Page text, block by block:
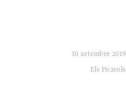
30 setembre 2019
Els Picarols